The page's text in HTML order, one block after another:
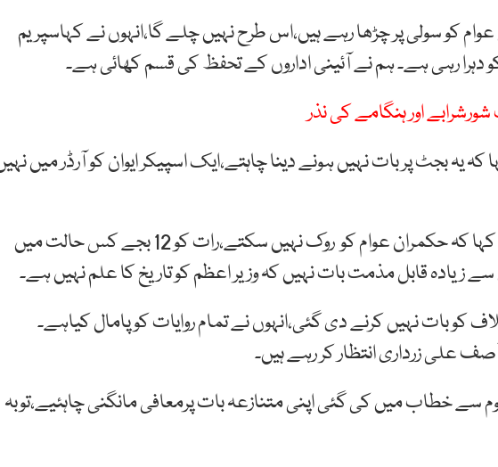
کو سولی پر چڑھا رہے ہیں،اس طرح نہیں چلے گا،انہوں نے کہاسپریم
دہرا رہی ہے۔ ہم نے آئینی اداروں کے تحفظ کی قسم کھائی ہے۔
اور ہنگامے کی نذر
یہ بجٹ پر بات نہیں ہونے دینا چاہتے،ایک اسپیکر ایوان کو آرڈر میں
پیپلزپارٹی کے رہنما سید خورشید شاہ نے کہا کہ حکمران عوام کو روک نہیں سکتے،رات کو 12 بجے کس حالت میں
زیادہ قابل مذمت بات نہیں کہ وزیر اعظم کو تاریخ کا علم نہیں ہے۔
کو بات نہیں کرنے دی گئی،انہوں نے تمام روایات کو پامال کیاہے۔
علی زرداری انتظار کر رہے ہیں۔
سے خطاب میں کی گئی اپنی متنازعہ بات پرمعافی مانگنی چاہئیے،توبہ